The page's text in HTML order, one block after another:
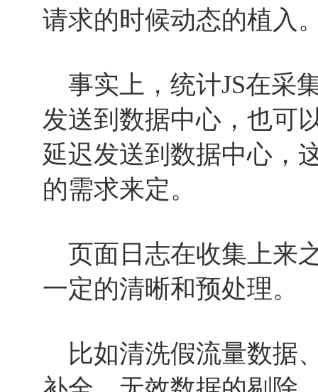
请求的时候动态的植入
事实上，统计JS在采
发送到数据中心，也可
延迟发送到数据中心，
的需求来定。
页面日志在收集上来
一定的清晰和预处理。
比如清洗假流量数据